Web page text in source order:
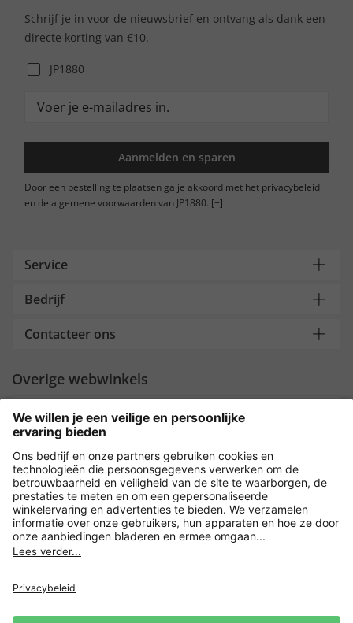
Schrijf je in voor de nieuwsbrief en ontvang als dank een
directe korting van €10.
JP1880
Aanmelden en sparen
Door een bestelling te plaatsen ga je akkoord met het privacybeleid
en de algemene voorwaarden van JP1880. [+]
Service
Bedrijf
Contacteer ons
Overige webwinkels
Nederland
Payment and Delivery
Versleuteling met